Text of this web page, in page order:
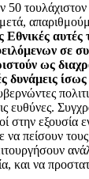
50
Εθνικές
σε
ως
δυνάμεις
ευθύνες.
στην εξουσία
να πείσουν
και να